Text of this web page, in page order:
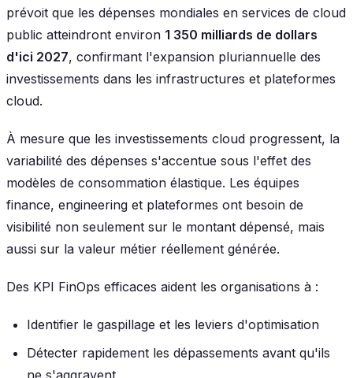
prévoit que les dépenses mondiales en services de cloud
public atteindront environ 1 350 milliards de dollars
d'ici 2027, confirmant l'expansion pluriannuelle des
investissements dans les infrastructures et plateformes
cloud.
À mesure que les investissements cloud progressent, la
variabilité des dépenses s'accentue sous l'effet des
modèles de consommation élastique. Les équipes
finance, engineering et plateformes ont besoin de
visibilité non seulement sur le montant dépensé, mais
aussi sur la valeur métier réellement générée.
Des KPI FinOps efficaces aident les organisations à :
Identifier le gaspillage et les leviers d'optimisation
Détecter rapidement les dépassements avant qu'ils
ne s'aggravent